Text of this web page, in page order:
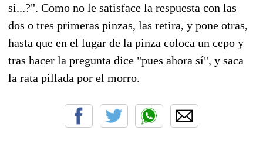
si...?". Como no le satisface la respuesta con las
dos o tres primeras pinzas, las retira, y pone otras,
hasta que en el lugar de la pinza coloca un cepo y
tras hacer la pregunta dice "pues ahora sí", y saca
la rata pillada por el morro.